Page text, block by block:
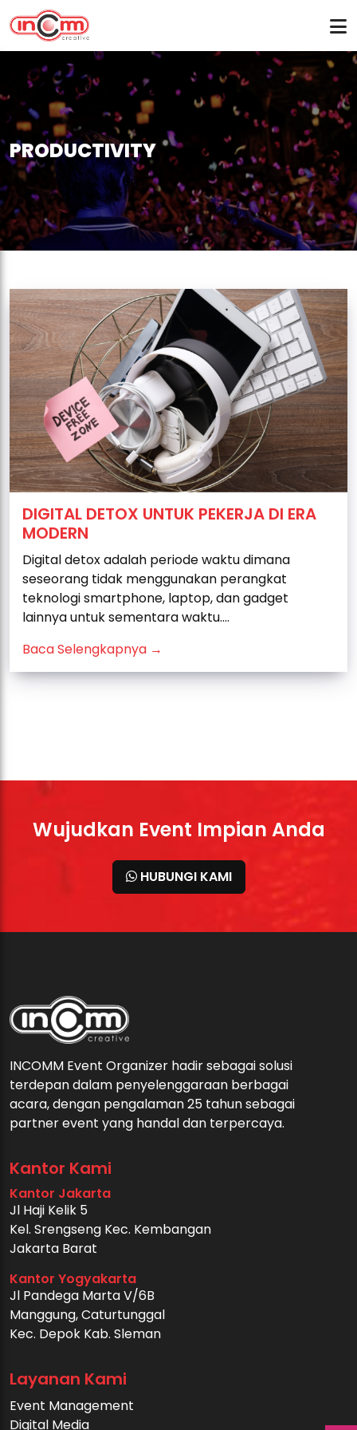
PRODUCTIVITY
DIGITAL DETOX UNTUK PEKERJA DI ERA
MODERN
Digital detox adalah periode waktu dimana
seseorang tidak menggunakan perangkat
teknologi smartphone, laptop, dan gadget
lainnya untuk sementara waktu....
Baca Selengkapnya →
Wujudkan Event Impian Anda
HUBUNGI KAMI
INCOMM Event Organizer hadir sebagai solusi
terdepan dalam penyelenggaraan berbagai
acara, dengan pengalaman 25 tahun sebagai
partner event yang handal dan terpercaya.
Kantor Kami
Kantor Jakarta
Jl Haji Kelik 5
Kel. Srengseng Kec. Kembangan
Jakarta Barat
Kantor Yogyakarta
Jl Pandega Marta V/6B
Manggung, Caturtunggal
Kec. Depok Kab. Sleman
Layanan Kami
Event Management
Digital Media